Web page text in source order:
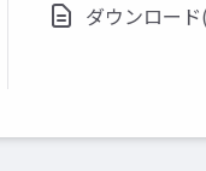
ダウンロー